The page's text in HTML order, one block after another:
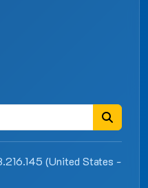
(United States -